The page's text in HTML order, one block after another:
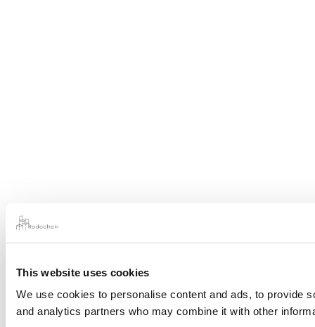
This website uses cookies
We use cookies to personalise content and ads, to provide
and analytics partners who may combine it with other